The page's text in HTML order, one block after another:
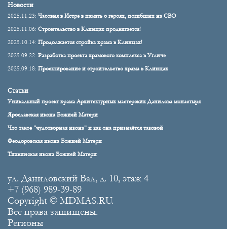
Новости
2025.11.23: Часовня в Истре в память о героях, погибших на СВО
2025.11.06: Строительство в Клинцах продвигается!
2025.10.14: Продолжается стройка храма в Клинцах!
2025.09.22: Разработка проекта храмового комплекса в Угличе
2025.09.18: Проектирование и строительство храма в Клинцах
Статьи
Уникальный проект храма Архитектурных мастерских Данилова монастыря
Ярославская икона Божией Матери
Что такое "чудотворная икона" и как она признаётся таковой
Феодоровская икона Божией Матери
Тихвинская икона Божией Матери
ул. Даниловский Вал, д. 10, этаж 4
+7 (968) 989-39-89
Copyright © MDMAS.RU.
Все права защищены.
Регионы